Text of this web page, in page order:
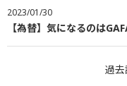
2023/01/30
【為替】気になるのは
過